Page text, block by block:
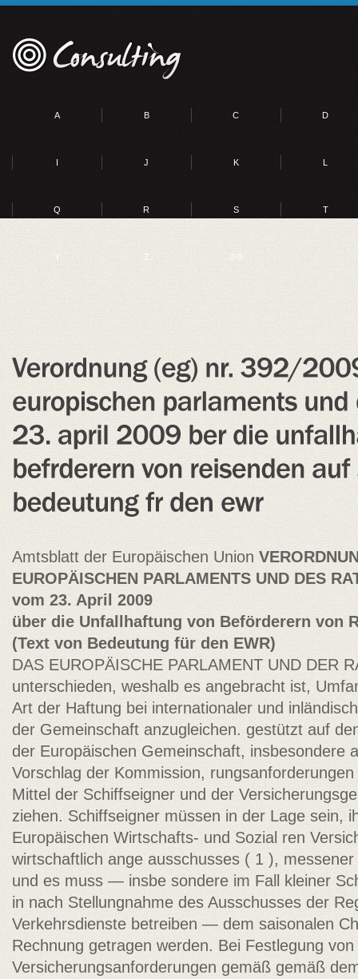
A B C D
I J K L
Q R S T
Y Z 0-9
Amtsblatt der Europäischen Union
EUROPÄISCHEN PARLAMENTS UND DES
vom 23. April 2009
über die Unfallhaftung von Beförderern von
(Text von Bedeutung für den EWR)
DAS EUROPÄISCHE PARLAMENT UND DER
unterschieden, weshalb es angebracht ist,
Art der Haftung bei internationaler und
der Gemeinschaft anzugleichen. gestützt auf
der Europäischen Gemeinschaft, insbesondere
Vorschlag der Kommission,
Mittel der Schiffseigner und der
ziehen. Schiffseigner müssen in der Lage sein,
Europäischen Wirtschafts- und Sozial­ ren
wirtschaftlich ange­ ausschusses ( 1 ),
und es muss — insbe­ sondere im Fall kleiner
in­ nach Stellungnahme des Ausschusses der
Verkehrsdienste betreiben — dem saisonalen
Rechnung getragen werden. Bei Festlegung von
Versicherungsanforderungen gemäß gemäß